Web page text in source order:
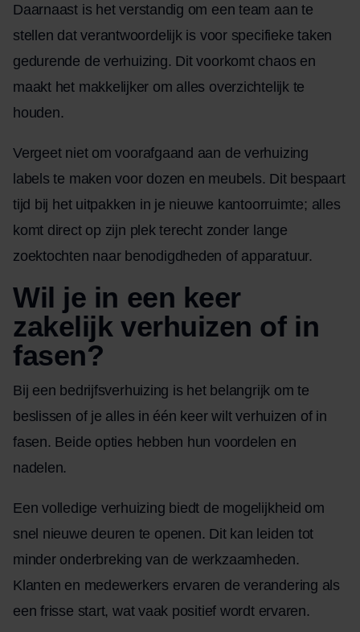
Daarnaast is het verstandig om een team aan te
stellen dat verantwoordelijk is voor specifieke taken
gedurende de verhuizing. Dit voorkomt chaos en
maakt het makkelijker om alles overzichtelijk te
houden.
Vergeet niet om voorafgaand aan de verhuizing
labels te maken voor dozen en meubels. Dit bespaart
tijd bij het uitpakken in je nieuwe kantoorruimte; alles
komt direct op zijn plek terecht zonder lange
zoektochten naar benodigdheden of apparatuur.
Wil je in een keer
zakelijk verhuizen of in
fasen?
Bij een bedrijfsverhuizing is het belangrijk om te
beslissen of je alles in één keer wilt verhuizen of in
fasen. Beide opties hebben hun voordelen en
nadelen.
Een volledige verhuizing biedt de mogelijkheid om
snel nieuwe deuren te openen. Dit kan leiden tot
minder onderbreking van de werkzaamheden.
Klanten en medewerkers ervaren de verandering als
een frisse start, wat vaak positief wordt ervaren.